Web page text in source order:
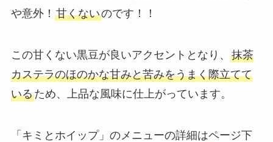
や意外！ 甘くないのです！！
この甘くない黒豆が良いアクセントとなり、 抹茶
カステラのほのかな甘みと苦みをうまく際立てて
いるため、上品な風味に仕上がっています。
「キミとホイップ」のメニューの詳細はページ下